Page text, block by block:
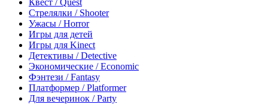
Квест / Quest
Стрелялки / Shooter
Ужасы / Horror
Игры для детей
Игры для Kinect
Детективы / Detective
Экономические / Economic
Фэнтези / Fantasy
Платформер / Platformer
Для вечеринок / Party